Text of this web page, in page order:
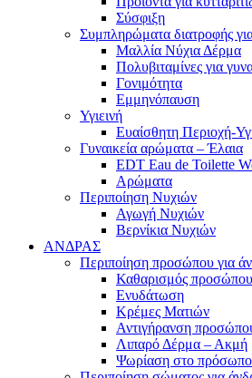
Σύσφιξη
Συμπληρώματα διατροφής
Μαλλία Νύχια Δέρμα
Πολυβιταμίνες για
Γονιμότητα
Εμμηνόπαυση
Υγιεινή
Ευαίσθητη Περιοχή-
Γυναικεία αρώματα – Έλαια
EDT Eau de Toilette
Αρώματα
Περιποίηση Νυχιών
Αγωγή Νυχιών
Βερνίκια Νυχιών
ΑΝΔΡΑΣ
Περιποίηση προσώπου για
Καθαρισμός προσώπου
Ενυδάτωση
Κρέμες Ματιών
Αντιγήρανση
Λιπαρό Δέρμα – Ακμή
Ψωρίαση στο πρόσωπο